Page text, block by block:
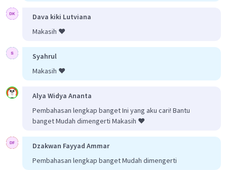
Dava kiki Lutviana
Makasih ❤️
Syahrul
Makasih ❤️
Alya Widya Ananta
Pembahasan lengkap banget Ini yang aku cari! Bantu
banget Mudah dimengerti Makasih ❤️
Dzakwan Fayyad Ammar
Pembahasan lengkap banget Mudah dimengerti